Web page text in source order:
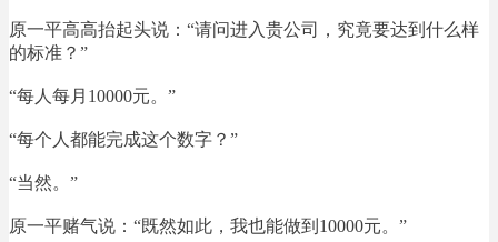
原一平高高抬起头说：“请问进入贵公司，究竟要达到什么样
的标准？”
“每人每月10000元。”
“每个人都能完成这个数字？”
“当然。”
原一平赌气说：“既然如此，我也能做到10000元。”